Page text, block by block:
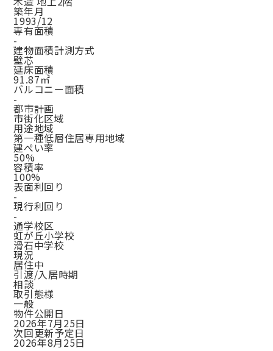
築年月
1993/12
専有面積
-
建物面積計測方式
壁芯
延床面積
91.87㎡
バルコニー面積
-
都市計画
市街化区域
用途地域
第一種低層住居専用地域
建ぺい率
50%
容積率
100%
表面利回り
-
現行利回り
-
通学校区
虹が丘小学校
滑石中学校
現況
居住中
引渡/入居時期
相談
取引態様
一般
物件公開日
2026年7月25日
次回更新予定日
2026年8月25日